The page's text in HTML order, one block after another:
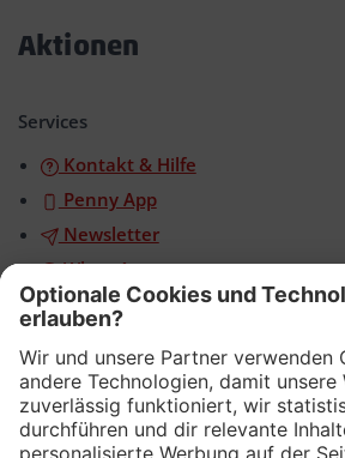
Aktionen
Services
Kontakt & Hilfe
Penny App
Newsletter
WhatsApp
App